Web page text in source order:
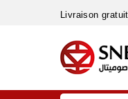
Livraison